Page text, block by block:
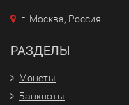
г. Москва, Россия
РАЗДЕЛЫ
Монеты
Банкноты